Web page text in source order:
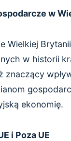
w
Wielkiej
w historii
znaczący
ekonomię.
i Poza UE